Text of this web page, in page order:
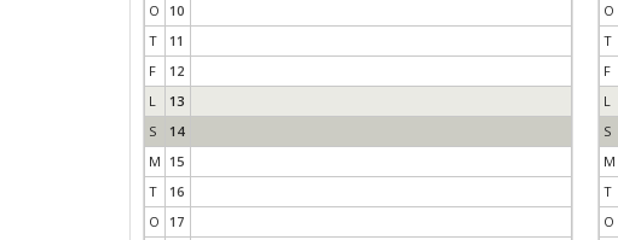
O
10
T
11
F
12
L
13
S
14
M 15
T
16
O
17
O
T
F
L
S
M
T
O